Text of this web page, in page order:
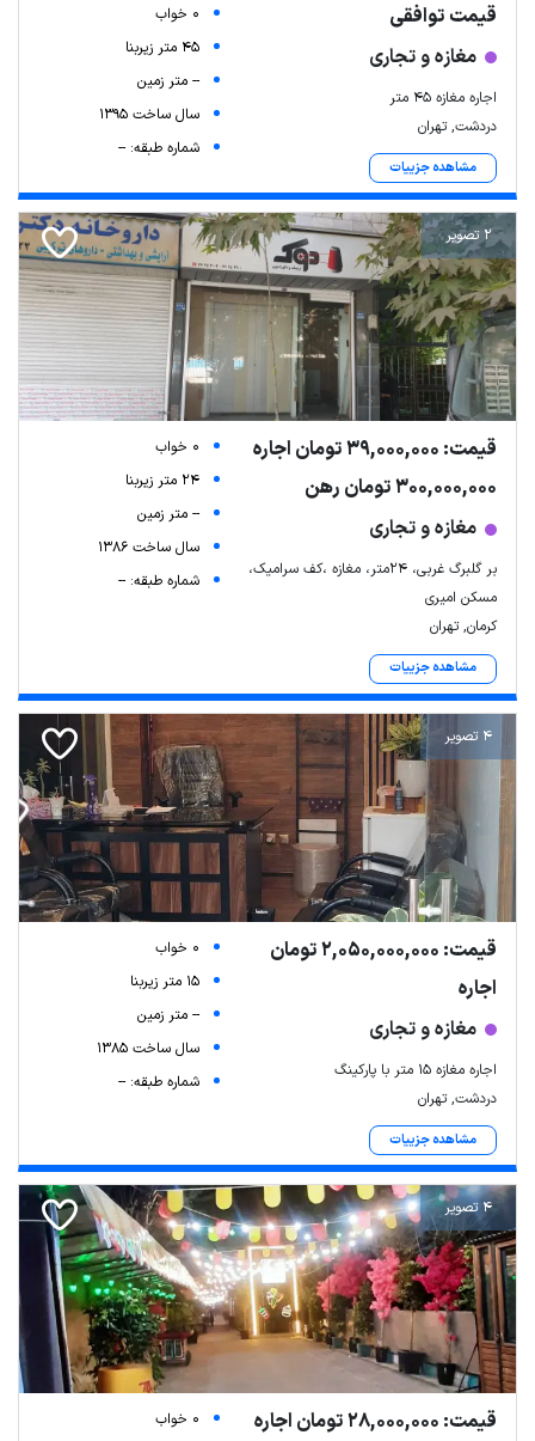
قیمت توافقی
مغازه و تجاری
اجاره مغازه ۴۵ متر
دردشت, تهران
مشاهده جزییات
0 خواب
45 متر زیربنا
-- متر زمین
سال ساخت 1395
شماره طبقه: --
2 تصویر
قیمت: 39,000,000 تومان اجاره
300,000,000 تومان رهن
مغازه و تجاری
بر گلبرگ غربی، ۲۴متر، مغازه ،کف سرامیک،
مسکن امیری
کرمان, تهران
مشاهده جزییات
0 خواب
24 متر زیربنا
-- متر زمین
سال ساخت 1386
شماره طبقه: --
4 تصویر
قیمت: 2,050,000,000 تومان
اجاره
مغازه و تجاری
اجاره مغازه ۱۵ متر با پارکینگ
دردشت, تهران
مشاهده جزییات
0 خواب
15 متر زیربنا
-- متر زمین
سال ساخت 1385
شماره طبقه: --
4 تصویر
قیمت: 28,000,000 تومان اجاره
0 خواب